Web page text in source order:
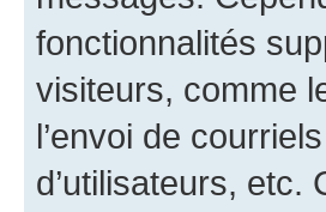
fonctionnalités
visiteurs, comme
l’envoi de
d’utilisateurs, etc.